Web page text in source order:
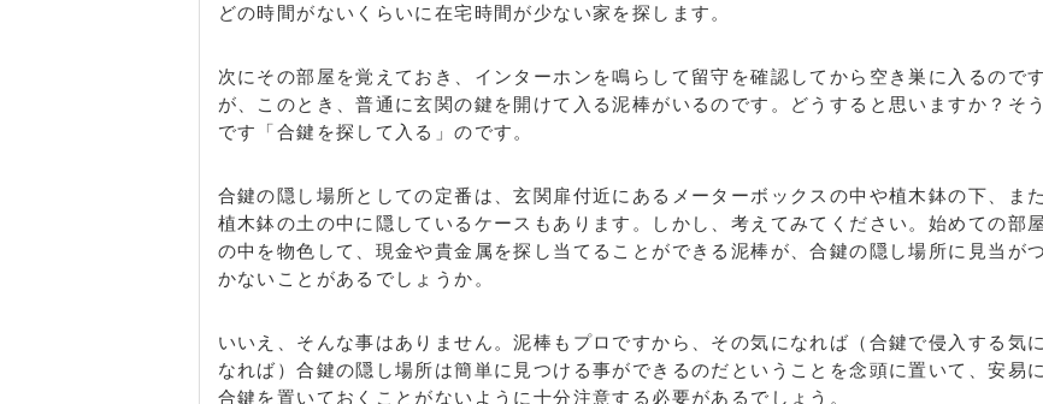
どの時間がないくらいに在宅時間が少ない家を探します。
次にその部屋を覚えておき、インターホンを鳴らして留守を確認してから空き巣に入るのです
が、このとき、普通に玄関の鍵を開けて入る泥棒がいるのです。どうすると思いますか？そう
です「合鍵を探して入る」のです。
合鍵の隠し場所としての定番は、玄関扉付近にあるメーターボックスの中や植木鉢の下、また
植木鉢の土の中に隠しているケースもあります。しかし、考えてみてください。始めての部屋
の中を物色して、現金や貴金属を探し当てることができる泥棒が、合鍵の隠し場所に見当がつ
かないことがあるでしょうか。
いいえ、そんな事はありません。泥棒もプロですから、その気になれば（合鍵で侵入する気に
なれば）合鍵の隠し場所は簡単に見つける事ができるのだということを念頭に置いて、安易に
合鍵を置いておくことがないように十分注意する必要があるでしょう。